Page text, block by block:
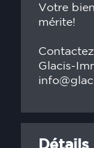
Votre
mérite!
Glacis-
Détails